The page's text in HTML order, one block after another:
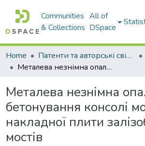
Communities
& Collections
All of
DSpace
Home Патенти та авторські свідоцтва
Металева незнімна опалубка для бетонування консолі монолітної накладної плити залізобетонних мостів
Металева незнімна
бетонування консолі
накладної плити
мостів